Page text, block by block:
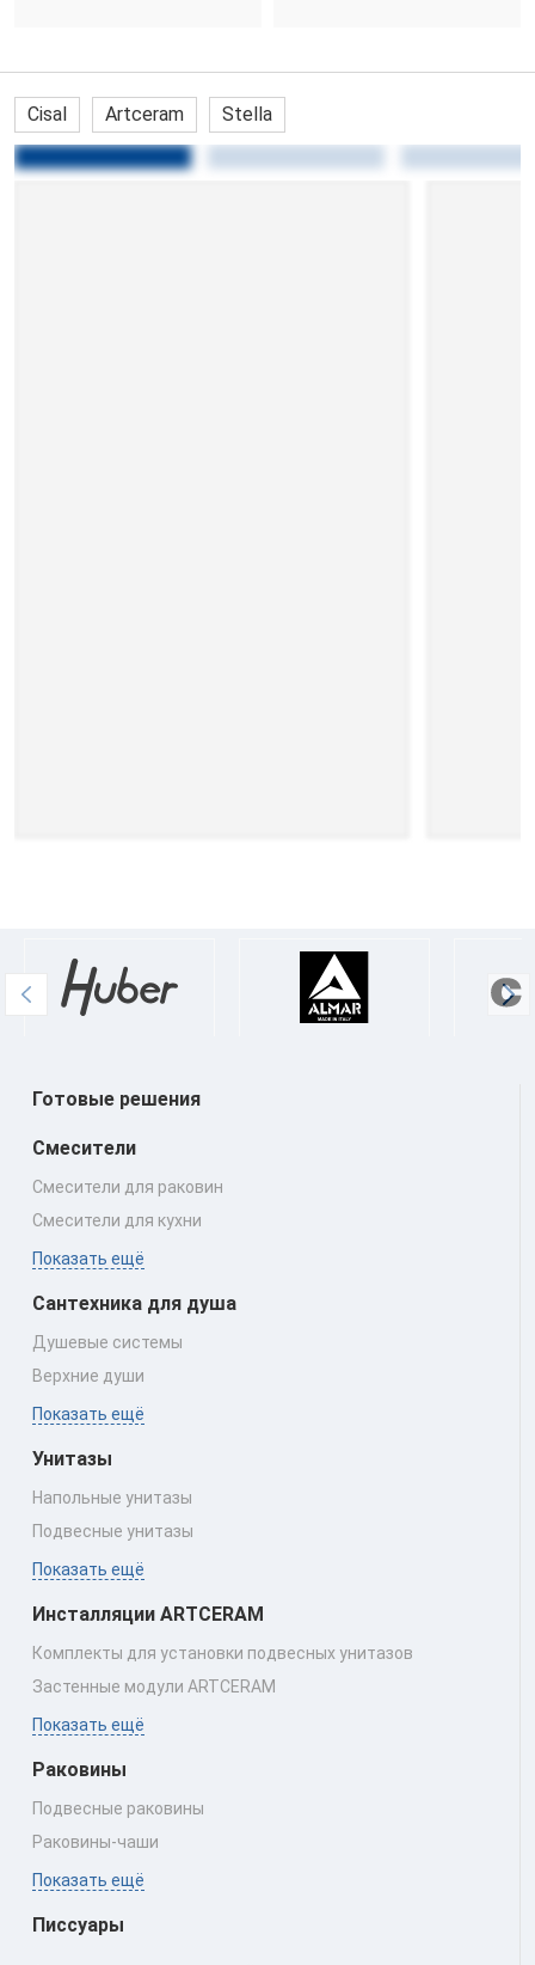
Cisal Artceram Stella
Готовые решения
Смесители
Смесители для раковин
Смесители для кухни
Показать ещё
Сантехника для душа
Душевые системы
Верхние души
Показать ещё
Унитазы
Напольные унитазы
Подвесные унитазы
Показать ещё
Инсталляции ARTCERAM
Комплекты для установки подвесных унитазов
Застенные модули ARTCERAM
Показать ещё
Раковины
Подвесные раковины
Раковины‑чаши
Показать ещё
Писсуары